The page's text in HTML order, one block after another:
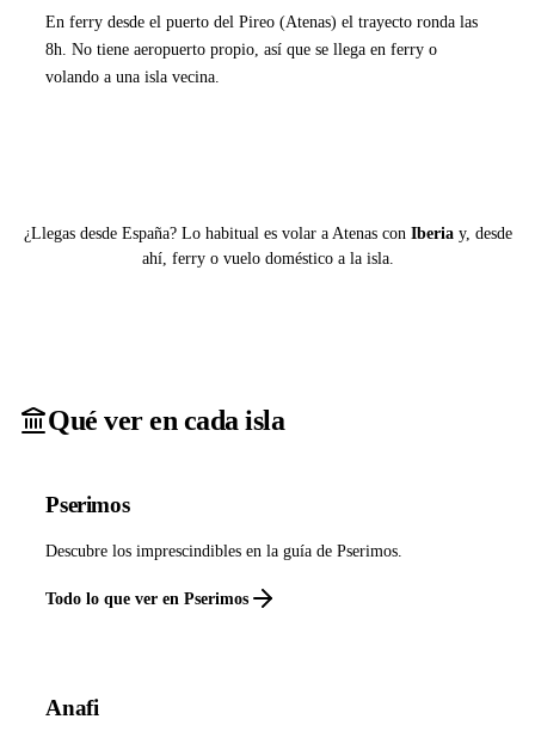
En ferry desde el puerto del Pireo (Atenas) el trayecto ronda las
8h. No tiene aeropuerto propio, así que se llega en ferry o
volando a una isla vecina.
¿Llegas desde España? Lo habitual es volar a Atenas con Iberiay, desde
ahí, ferry o vuelo doméstico a la isla.
Qué ver en cada isla
Pserimos
Descubre los imprescindibles en la guía de Pserimos.
Todo lo que ver en Pserimos
Anafi